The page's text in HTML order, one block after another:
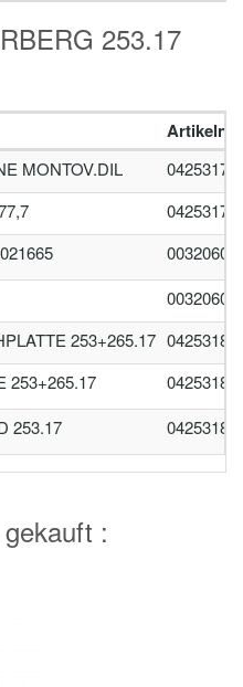
253.17
MONTOV.DIL
253+265.17
253+265.17
253.17
: